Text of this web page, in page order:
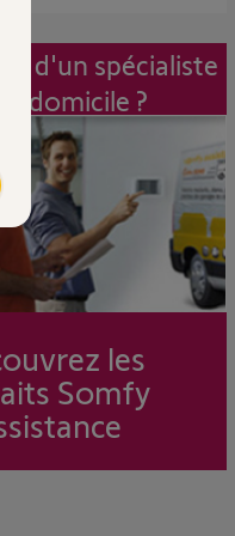
d'un spécialiste
domicile ?
les
Somfy